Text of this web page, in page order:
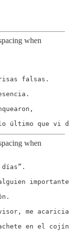
when
falsas.
when
me